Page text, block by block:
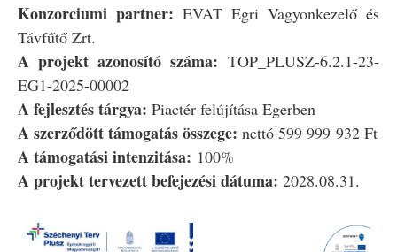
Konzorciumi partner: EVAT Egri Vagyonkezelő és
Távfűtő Zrt.
A projekt azonosító száma: TOP_PLUSZ-6.2.1-23-
EG1-2025-00002
A fejlesztés tárgya: Piactér felújítása Egerben
A szerződött támogatás összege: nettó 599 999 932 Ft
A támogatási intenzitása: 100%
A projekt tervezett befejezési dátuma: 2028.08.31.